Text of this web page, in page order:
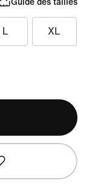
Guide des tailles
L XL